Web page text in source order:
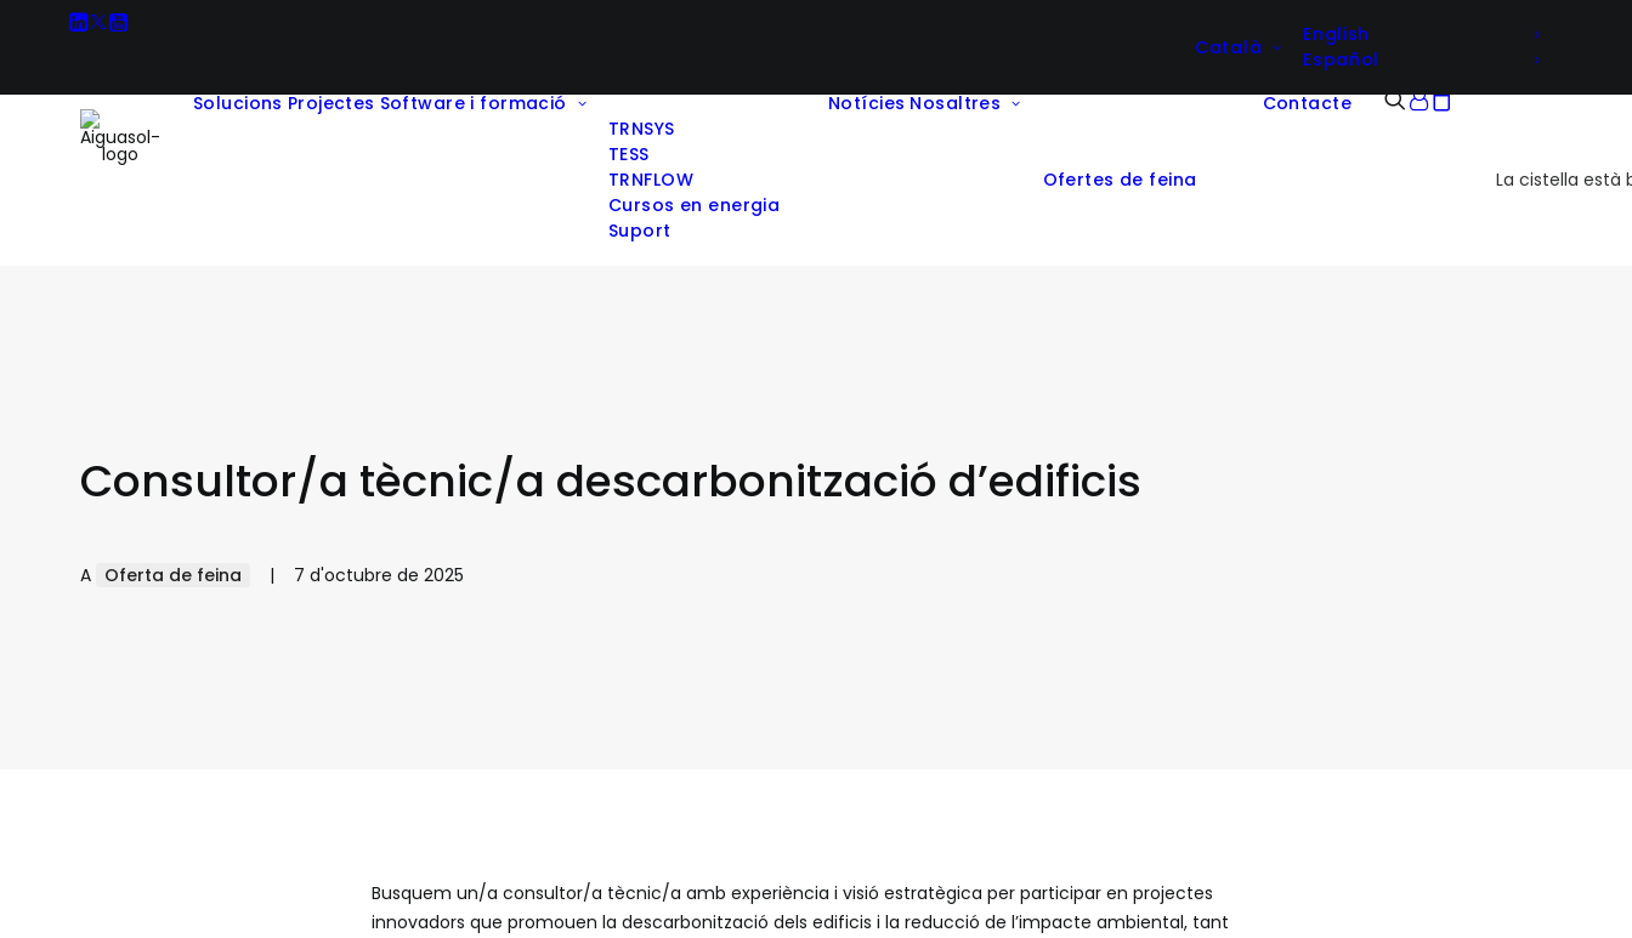
Català
English
Español
Solucions Projectes Software i formació
TRNSYS
TESS
TRNFLOW
Cursos en energia
Suport
Notícies Nosaltres
Ofertes de feina
Contacte
La cistella està
Consultor/a tècnic/a descarbonització d’edificis
A Oferta de feina | 7 d'octubre de 2025
Busquem un/a consultor/a tècnic/a amb experiència i visió estratègica per participar en projectes
innovadors que promouen la descarbonització dels edificis i la reducció de l’impacte ambiental, tant